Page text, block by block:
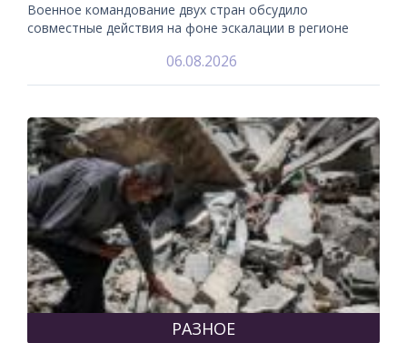
Военное командование двух стран обсудило
совместные действия на фоне эскалации в регионе
06.08.2026
РАЗНОЕ